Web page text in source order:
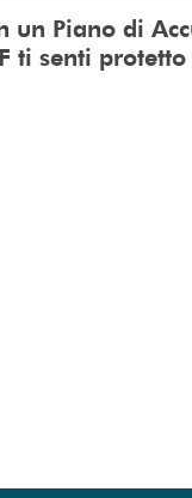
un Piano di
ti senti protetto